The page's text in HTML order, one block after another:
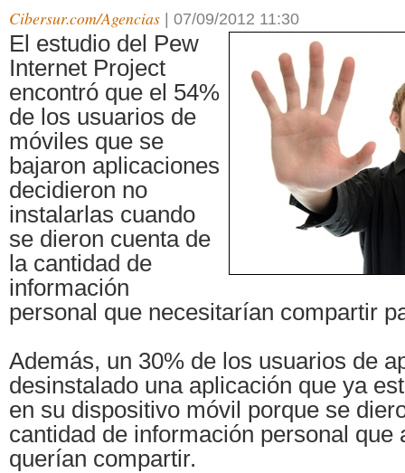
Cibersur.com/Agencias 07/09/2012 11:30
El estudio del Pew
Internet Project
encontró que el 54%
de los usuarios de
móviles que se
bajaron aplicaciones
decidieron no
instalarlas cuando
se dieron cuenta de
la cantidad de
información
personal que necesitarían compartir
Además, un 30% de los usuarios de
desinstalado una aplicación que ya
en su dispositivo móvil porque se
cantidad de información personal que
querían compartir.